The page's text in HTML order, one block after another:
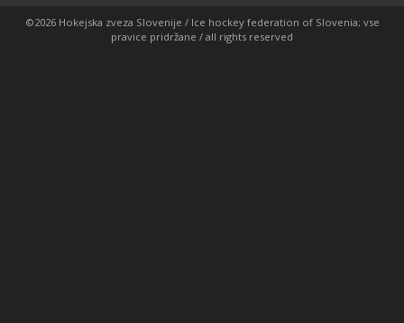
©2026 Hokejska zveza Slovenije / Ice hockey federation of Slovenia; vse
pravice pridržane / all rights reserved